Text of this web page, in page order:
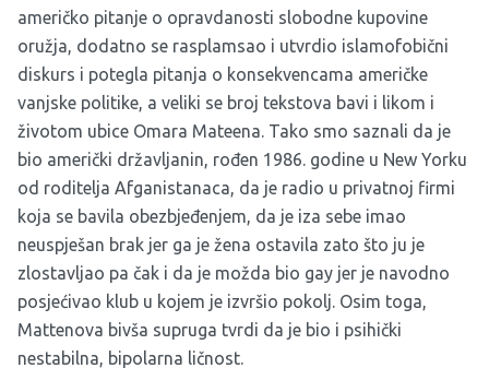
američko pitanje o opravdanosti slobodne kupovine
oružja, dodatno se rasplamsao i utvrdio islamofobični
diskurs i potegla pitanja o konsekvencama američke
vanjske politike, a veliki se broj tekstova bavi i likom i
životom ubice Omara Mateena. Tako smo saznali da je
bio američki državljanin, rođen 1986. godine u New Yorku
od roditelja Afganistanaca, da je radio u privatnoj firmi
koja se bavila obezbjeđenjem, da je iza sebe imao
neuspješan brak jer ga je žena ostavila zato što ju je
zlostavljao pa čak i da je možda bio gay jer je navodno
posjećivao klub u kojem je izvršio pokolj. Osim toga,
Mattenova bivša supruga tvrdi da je bio i psihički
nestabilna, bipolarna ličnost.